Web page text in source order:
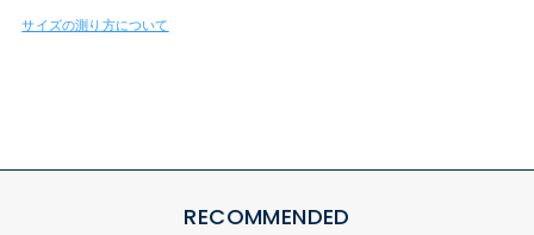
サイズの測り方について
RECOMMENDED